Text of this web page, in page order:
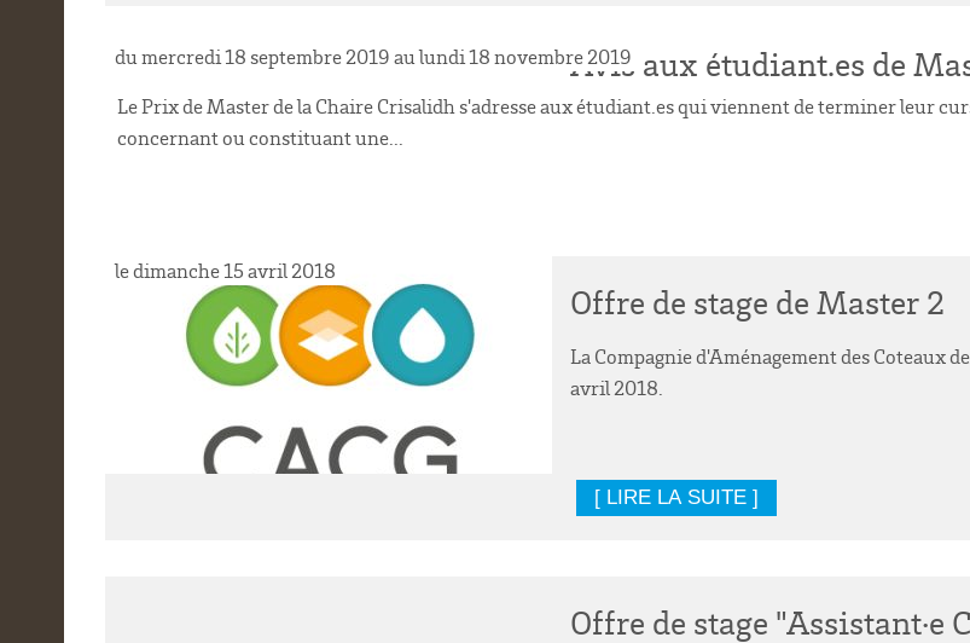
du mercredi 18 septembre 2019 au lundi 18 novembre 2019Avis aux étudiant.es de
Le Prix de Master de la Chaire Crisalidh s'adresse aux étudiant.es qui viennent de terminer leur
concernant ou constituant une...
le dimanche 15 avril 2018
Offre de stage de Master 2
La Compagnie d'Aménagement des Coteaux
avril 2018.
[ LIRE LA SUITE ]
Offre de stage "Assistant·e